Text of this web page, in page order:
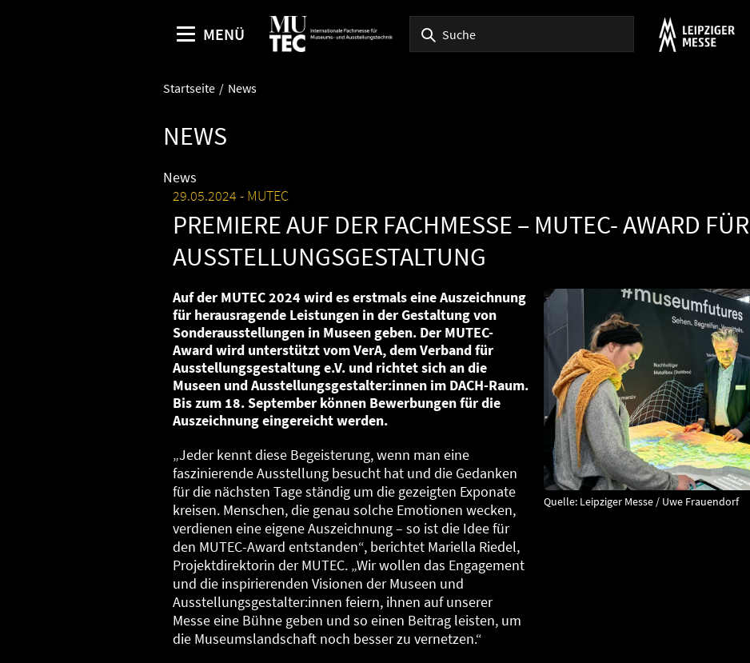
MENÜ
Startseite News
NEWS
News
29.05.2024
MUTEC
PREMIERE AUF DER FACHMESSE – MUTEC- AWARD FÜR
AUSSTELLUNGSGESTALTUNG
Auf der MUTEC 2024 wird es erstmals eine Auszeichnung
für herausragende Leistungen in der Gestaltung von
Sonderausstellungen in Museen geben. Der MUTEC-
Award wird unterstützt vom VerA, dem Verband für
Ausstellungsgestaltung e.V. und richtet sich an die
Museen und Ausstellungsgestalter:innen im DACH-Raum.
Bis zum 18. September können Bewerbungen für die
Auszeichnung eingereicht werden.
„Jeder kennt diese Begeisterung, wenn man eine
faszinierende Ausstellung besucht hat und die Gedanken
für die nächsten Tage ständig um die gezeigten Exponate
kreisen. Menschen, die genau solche Emotionen wecken,
verdienen eine eigene Auszeichnung – so ist die Idee für
den MUTEC-Award entstanden“, berichtet Mariella Riedel,
Projektdirektorin der MUTEC. „Wir wollen das Engagement
und die inspirierenden Visionen der Museen und
Ausstellungsgestalter:innen feiern, ihnen auf unserer
Messe eine Bühne geben und so einen Beitrag leisten, um
die Museumslandschaft noch besser zu vernetzen.“
Quelle: Leipziger Messe / Uwe Frauendorf